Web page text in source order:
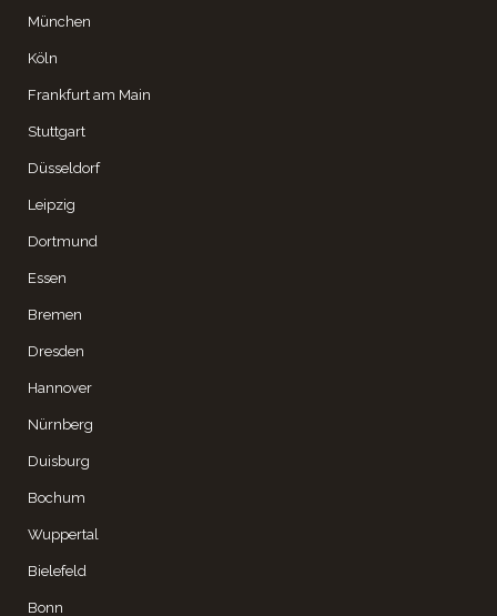
München
Köln
Frankfurt am Main
Stuttgart
Düsseldorf
Leipzig
Dortmund
Essen
Bremen
Dresden
Hannover
Nürnberg
Duisburg
Bochum
Wuppertal
Bielefeld
Bonn